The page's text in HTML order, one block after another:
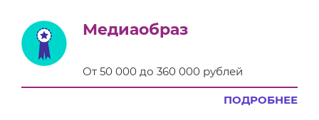
Медиаобраз
От 50 000 до 360 000 рублей
ПОДРОБНЕЕ